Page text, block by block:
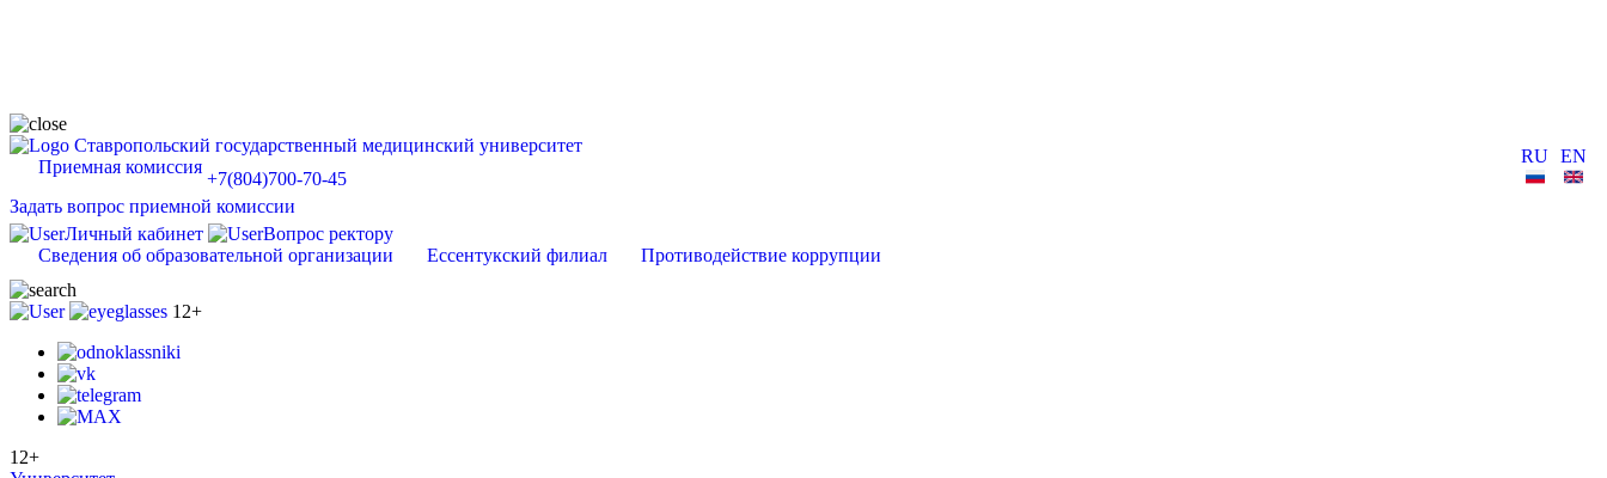
RU EN
Ставропольский государственный медицинский университет
Приемная комиссия
+7(804)700-70-45
Задать вопрос приемной комиссии
Личный кабинет
Вопрос ректору
Сведения об образовательной организации
Ессентукский филиал Противодействие коррупции
12+
12+